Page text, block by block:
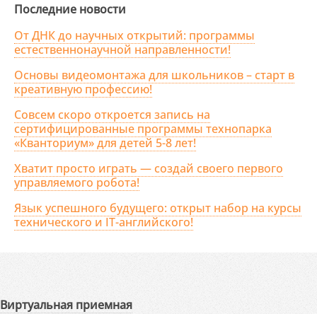
Последние новости
От ДНК до научных открытий: программы
естественнонаучной направленности!
Основы видеомонтажа для школьников – старт в
креативную профессию!
Совсем скоро откроется запись на
сертифицированные программы технопарка
«Кванториум» для детей 5-8 лет!
Хватит просто играть — создай своего первого
управляемого робота!
Язык успешного будущего: открыт набор на курсы
технического и IT-английского!
Виртуальная приемная